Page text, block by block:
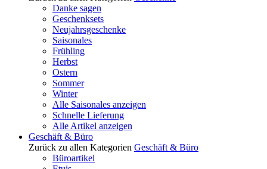
Danke sagen
Geschenksets
Neujahrsgeschenke
Saisonales
Frühling
Herbst
Ostern
Sommer
Winter
Alle Saisonales anzeigen
Schnelle Lieferung
Alle Artikel anzeigen
Geschäft & Büro
Zurück zu allen Kategorien Geschäft & Büro
Büroartikel